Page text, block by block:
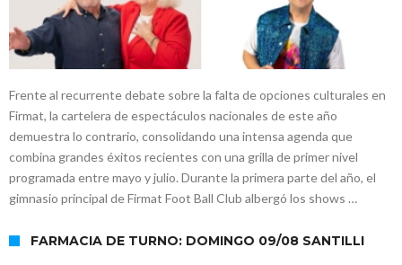
Frente al recurrente debate sobre la falta de opciones culturales en
Firmat, la cartelera de espectáculos nacionales de este año
demuestra lo contrario, consolidando una intensa agenda que
combina grandes éxitos recientes con una grilla de primer nivel
programada entre mayo y julio. Durante la primera parte del año, el
gimnasio principal de Firmat Foot Ball Club albergó los shows …
FARMACIA DE TURNO: DOMINGO 09/08 SANTILLI